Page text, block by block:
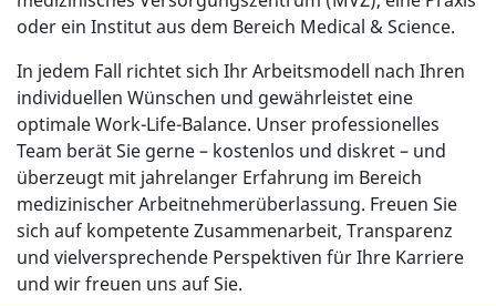
oder ein Institut aus dem Bereich Medical & Science.
In jedem Fall richtet sich Ihr Arbeitsmodell nach Ihren
individuellen Wünschen und gewährleistet eine
optimale Work-Life-Balance. Unser professionelles
Team berät Sie gerne – kostenlos und diskret – und
überzeugt mit jahrelanger Erfahrung im Bereich
medizinischer Arbeitnehmerüberlassung. Freuen Sie
sich auf kompetente Zusammenarbeit, Transparenz
und vielversprechende Perspektiven für Ihre Karriere
und wir freuen uns auf Sie.